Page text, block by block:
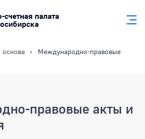
счетная палата
основа
Международно-правовые
правовые акты и